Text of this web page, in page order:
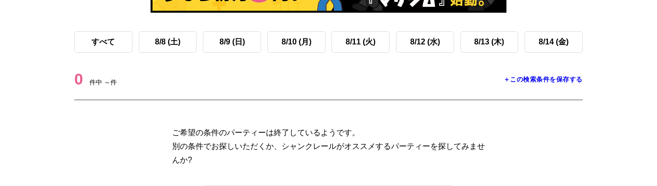
すべて 8/8 (土) 8/9 (日) 8/10 (月) 8/11 (火) 8/12 (水) 8/13 (木) 8/14 (金)
0 件中 ～件 ＋この検索条件を保存する
ご希望の条件のパーティーは終了しているようです。
別の条件でお探しいただくか、シャンクレールがオススメするパーティーを探してみませ
んか?